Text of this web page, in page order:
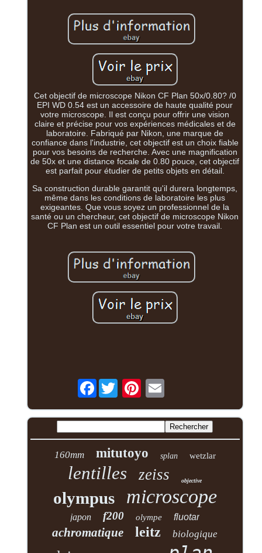
Cet objectif de microscope Nikon CF Plan 50x/0.80? /0
EPI WD 0.54 est un accessoire de haute qualité pour
votre microscope. Il est conçu pour offrir une vision
claire et précise pour vos expériences médicales et de
laboratoire. Fabriqué par Nikon, une marque de
confiance dans l'industrie, cet objectif est un choix fiable
pour vos besoins de recherche. Avec une magnification
de 50x et une distance focale de 0.80 pouce, cet objectif
est parfait pour étudier de petits objets en détail.
Sa construction durable garantit qu'il durera longtemps,
même dans les conditions de laboratoire les plus
exigeantes. Que vous soyez un professionnel de la
santé ou un chercheur, cet objectif de microscope Nikon
CF Plan est un outil essentiel pour votre travail.
Facebook
160mm mitutoyo splan wetzlar
lentilles zeiss objective
olympus microscope
japon f200 olympe fluotar
achromatique leitz biologique